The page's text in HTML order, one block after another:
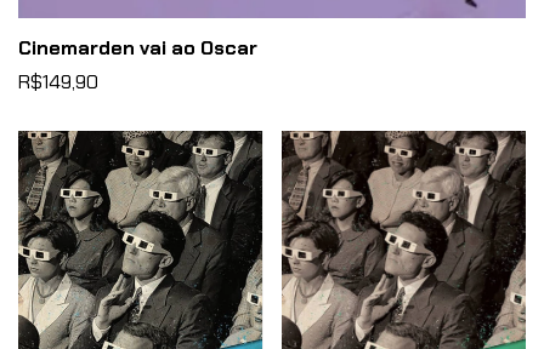
Cinemarden vai ao Oscar
R$149,90